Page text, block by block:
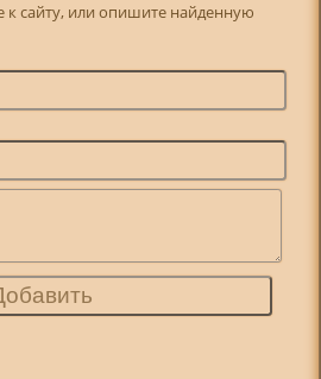
сайту, или опишите найденную